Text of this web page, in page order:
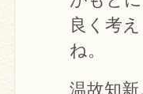
良く考
ね。
温故知新